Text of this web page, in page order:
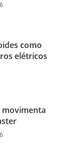
como
elétricos
movimenta